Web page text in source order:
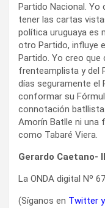
Partido Nacional. Yo
tener las cartas
política uruguaya es
otro Partido, influye
Partido. Yo creo
frenteamplista y del
días seguramente el
conformar su
connotación
Amorín Batlle ni una
como Tabaré Viera.
Gerardo Caetano-
La ONDA digital Nº
(Síganos en Twitter y